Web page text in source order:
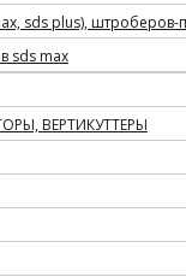
sds plus), штроберов-
sds max
ВЕРТИКУТТЕРЫ